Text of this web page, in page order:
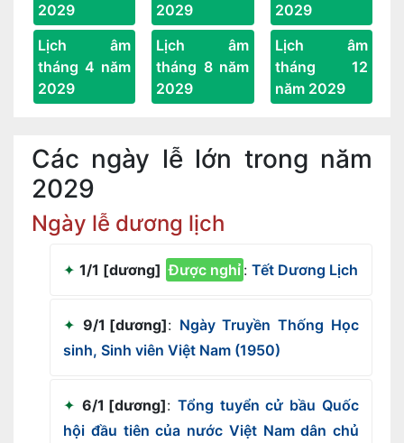
2029
Lịch âm
tháng 4 năm
2029
2029
Lịch âm
tháng 8 năm
2029
2029
Lịch âm
tháng 12
năm 2029
Các ngày lễ lớn trong năm
2029
Ngày lễ dương lịch
1/1 [dương] Được nghỉ : Tết Dương Lịch
9/1 [dương]: Ngày Truyền Thống Học
sinh, Sinh viên Việt Nam (1950)
6/1 [dương]: Tổng tuyển cử bầu Quốc
hội đầu tiên của nước Việt Nam dân chủ